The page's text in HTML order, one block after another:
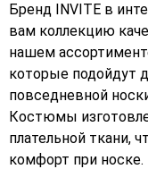
Бренд INVITE в
вам коллекцию
нашем
которые подойдут
повседневной
Костюмы
плательной ткани,
комфорт при носке. Бренд INVITE следит за